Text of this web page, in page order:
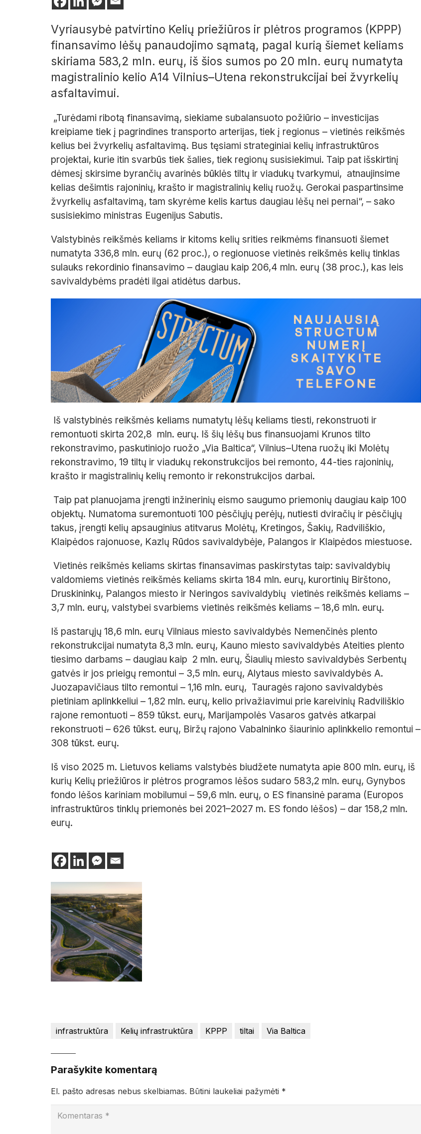
Vyriausybė patvirtino Kelių priežiūros ir plėtros programos (KPPP)
finansavimo lėšų panaudojimo sąmatą, pagal kurią šiemet keliams
skiriama 583,2 mln. eurų, iš šios sumos po 20 mln. eurų numatyta
magistralinio kelio A14 Vilnius–Utena rekonstrukcijai bei žvyrkelių
asfaltavimui.
„Turėdami ribotą finansavimą, siekiame subalansuoto požiūrio – investicijas
kreipiame tiek į pagrindines transporto arterijas, tiek į regionus – vietinės reikšmės
kelius bei žvyrkelių asfaltavimą. Bus tęsiami strateginiai kelių infrastruktūros
projektai, kurie itin svarbūs tiek šalies, tiek regionų susisiekimui. Taip pat išskirtinį
dėmesį skirsime byrančių avarinės būklės tiltų ir viadukų tvarkymui, atnaujinsime
kelias dešimtis rajoninių, krašto ir magistralinių kelių ruožų. Gerokai paspartinsime
žvyrkelių asfaltavimą, tam skyrėme kelis kartus daugiau lėšų nei pernai“, – sako
susisiekimo ministras Eugenijus Sabutis.
Valstybinės reikšmės keliams ir kitoms kelių srities reikmėms finansuoti šiemet
numatyta 336,8 mln. eurų (62 proc.), o regionuose vietinės reikšmės kelių tinklas
sulauks rekordinio finansavimo – daugiau kaip 206,4 mln. eurų (38 proc.), kas leis
savivaldybėms pradėti ilgai atidėtus darbus.
Iš valstybinės reikšmės keliams numatytų lėšų keliams tiesti, rekonstruoti ir
remontuoti skirta 202,8 mln. eurų. Iš šių lėšų bus finansuojami Krunos tilto
rekonstravimo, paskutiniojo ruožo „Via Baltica“, Vilnius–Utena ruožų iki Molėtų
rekonstravimo, 19 tiltų ir viadukų rekonstrukcijos bei remonto, 44-ties rajoninių,
krašto ir magistralinių kelių remonto ir rekonstrukcijos darbai.
Taip pat planuojama įrengti inžinerinių eismo saugumo priemonių daugiau kaip 100
objektų. Numatoma suremontuoti 100 pėsčiųjų perėjų, nutiesti dviračių ir pėsčiųjų
takus, įrengti kelių apsauginius atitvarus Molėtų, Kretingos, Šakių, Radviliškio,
Klaipėdos rajonuose, Kazlų Rūdos savivaldybėje, Palangos ir Klaipėdos miestuose.
Vietinės reikšmės keliams skirtas finansavimas paskirstytas taip: savivaldybių
valdomiems vietinės reikšmės keliams skirta 184 mln. eurų, kurortinių Birštono,
Druskininkų, Palangos miesto ir Neringos savivaldybių vietinės reikšmės keliams –
3,7 mln. eurų, valstybei svarbiems vietinės reikšmės keliams – 18,6 mln. eurų.
Iš pastarųjų 18,6 mln. eurų Vilniaus miesto savivaldybės Nemenčinės plento
rekonstrukcijai numatyta 8,3 mln. eurų, Kauno miesto savivaldybės Ateities plento
tiesimo darbams – daugiau kaip 2 mln. eurų, Šiaulių miesto savivaldybės Serbentų
gatvės ir jos prieigų remontui – 3,5 mln. eurų, Alytaus miesto savivaldybės A.
Juozapavičiaus tilto remontui – 1,16 mln. eurų, Tauragės rajono savivaldybės
pietiniam aplinkkeliui – 1,82 mln. eurų, kelio privažiavimui prie kareivinių Radviliškio
rajone remontuoti – 859 tūkst. eurų, Marijampolės Vasaros gatvės atkarpai
rekonstruoti – 626 tūkst. eurų, Biržų rajono Vabalninko šiaurinio aplinkkelio remontui –
308 tūkst. eurų.
Iš viso 2025 m. Lietuvos keliams valstybės biudžete numatyta apie 800 mln. eurų, iš
kurių Kelių priežiūros ir plėtros programos lėšos sudaro 583,2 mln. eurų, Gynybos
fondo lėšos kariniam mobilumui – 59,6 mln. eurų, o ES finansinė parama (Europos
infrastruktūros tinklų priemonės bei 2021–2027 m. ES fondo lėšos) – dar 158,2 mln.
eurų.
infrastruktūra Kelių infrastruktūra KPPP tiltai Via Baltica
Parašykite komentarą
El. pašto adresas nebus skelbiamas. Būtini laukeliai pažymėti *